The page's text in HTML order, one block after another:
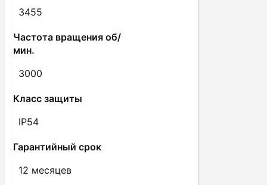
3455
Частота вращения об/
мин.
3000
Класс защиты
IP54
Гарантийный срок
12 месяцев